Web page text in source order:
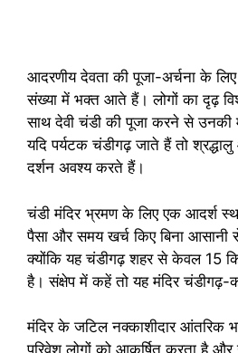
आदरणीय देवता की पूजा-अर्चना के
संख्या में भक्त आते हैं। लोगों का दृढ़
साथ देवी चंडी की पूजा करने से उनकी
यदि पर्यटक चंडीगढ़ जाते हैं तो
दर्शन अवश्य करते हैं।
चंडी मंदिर भ्रमण के लिए एक आदर्श
पैसा और समय खर्च किए बिना आसानी
क्योंकि यह चंडीगढ़ शहर से केवल 15
है। संक्षेप में कहें तो यह मंदिर चंडीगढ़-
मंदिर के जटिल नक्काशीदार आंतरिक